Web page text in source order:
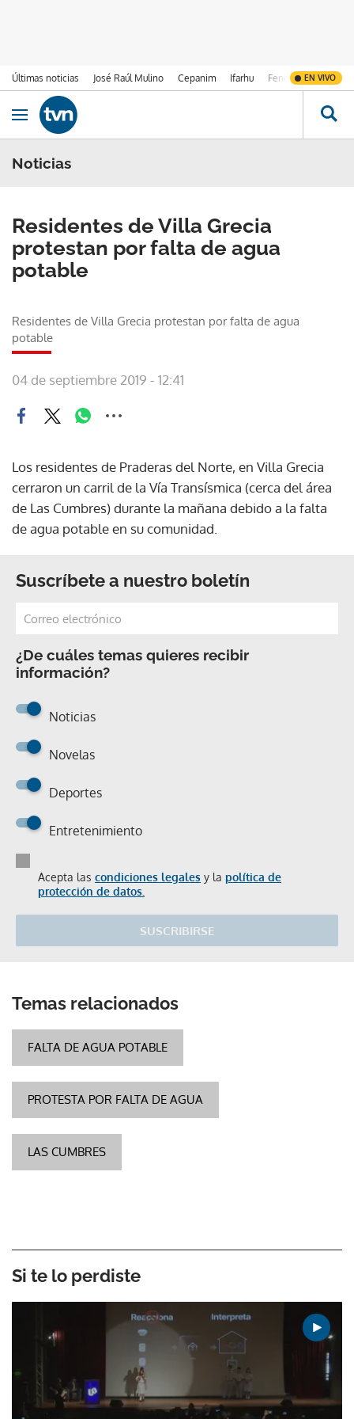
Últimas noticias José Raúl Mulino Cepanim Ifarhu Fenómeno de El
EN VIVO
Ir al contenido
Obrir navegació
Noticias
Residentes de Villa Grecia
protestan por falta de agua
potable
Residentes de Villa Grecia protestan por falta de agua
potable
04 de septiembre 2019 - 12:41
Los residentes de Praderas del Norte, en Villa Grecia
cerraron un carril de la Vía Transísmica (cerca del área
de Las Cumbres) durante la mañana debido a la falta
de agua potable en su comunidad.
Suscríbete a nuestro boletín
¿De cuáles temas quieres recibir
información?
Noticias
Novelas
Deportes
Entretenimiento
Acepta las condiciones legales y la política de
protección de datos.
SUSCRIBIRSE
Temas relacionados
FALTA DE AGUA POTABLE
PROTESTA POR FALTA DE AGUA
LAS CUMBRES
Si te lo perdiste